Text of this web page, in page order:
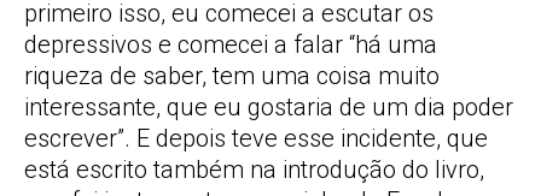
primeiro isso, eu comecei a escutar os
depressivos e comecei a falar “há uma
riqueza de saber, tem uma coisa muito
interessante, que eu gostaria de um dia poder
escrever”. E depois teve esse incidente, que
está escrito também na introdução do livro,